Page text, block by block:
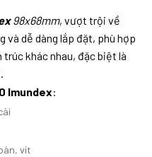
98x68mm, vượt trội về
và dễ dàng lắp đặt, phù hợp
khác nhau, đặc biệt là
Imundex:
vít